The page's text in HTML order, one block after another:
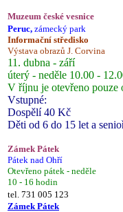
Muzeum české vesnice
Peruc, zámecký park
Informační středisko
Výstava obrazů J. Corvina
11. dubna - září
úterý - neděle 10.00 -
V říjnu je otevřeno pouze
Vstupné:
Dospělí 40 Kč
Děti od 6 do 15 let a
Zámek Pátek
Pátek nad Ohří
Otevřeno pátek - neděle
10 - 16 hodin
tel. 731 005 123
Zámek Pátek